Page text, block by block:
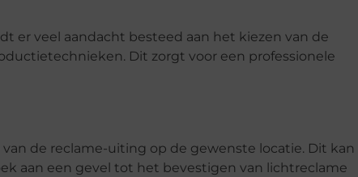
er veel aandacht besteed aan het kiezen van de
Dit zorgt voor een professionele
de reclame-uiting op de gewenste locatie. Dit kan
aan een gevel tot het bevestigen van lichtreclame